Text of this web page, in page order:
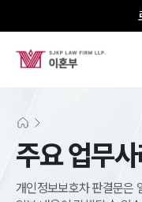
주요 업무
개인정보보호차 판결문은